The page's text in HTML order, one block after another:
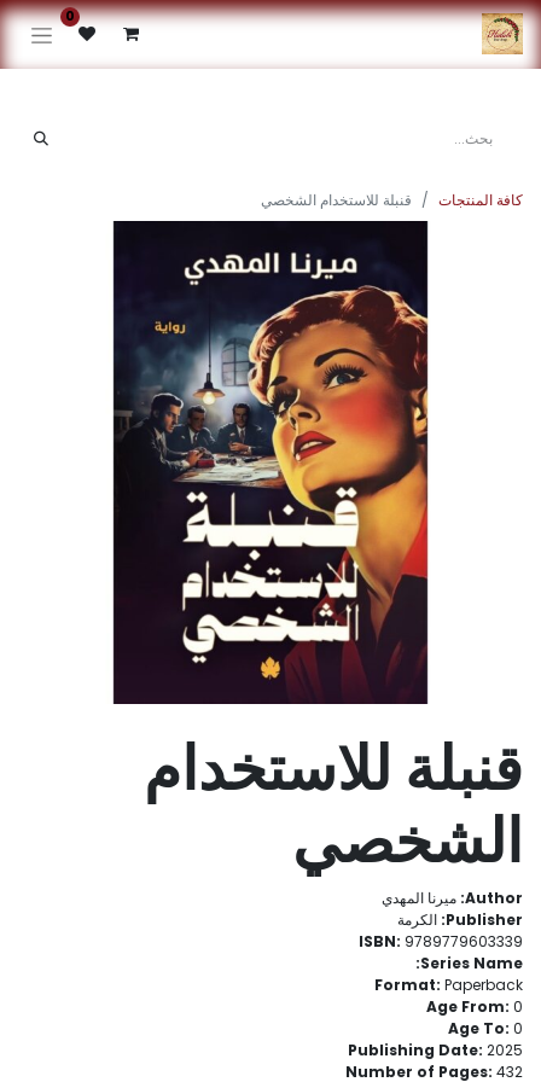
0
كافة المنتجات قنبلة للاستخدام الشخصي
قنبلة للاستخدام
الشخصي
Author: ميرنا المهدي
Publisher: الكرمة
ISBN: 9789779603339
Series Name:
Format: Paperback
Age From: 0
Age To: 0
Publishing Date: 2025
Number of Pages: 432